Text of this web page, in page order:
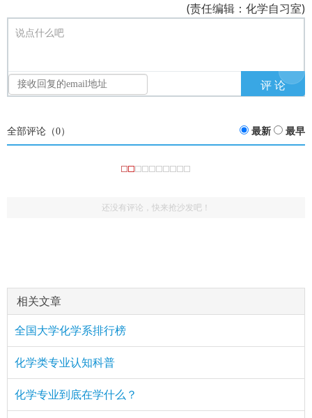
(责任编辑：化学自习室)
说点什么吧
全部评论（0） 最新 最早
还没有评论，快来抢沙发吧！
相关文章
全国大学化学系排行榜
化学类专业认知科普
化学专业到底在学什么？